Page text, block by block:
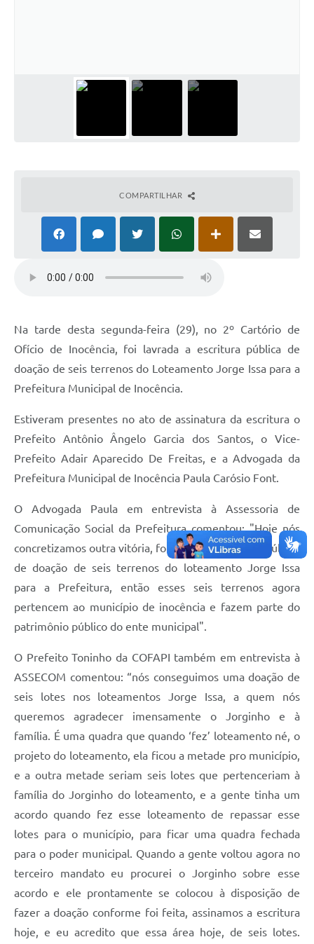
Recursos Liberados
Dados gerais e Obras
licenciamento ambiental
Fale conosco
COMPARTILHAR
Na tarde desta segunda-feira (29), no 2º Cartório de
Ofício de Inocência, foi lavrada a escritura pública de
doação de seis terrenos do Loteamento Jorge Issa para a
Prefeitura Municipal de Inocência.
Estiveram presentes no ato de assinatura da escritura o
Prefeito Antônio Ângelo Garcia dos Santos, o Vice-
Prefeito Adair Aparecido De Freitas, e a Advogada da
Prefeitura Municipal de Inocência Paula Carósio Font.
O Advogada Paula em entrevista à Assessoria de
Comunicação Social da Prefeitura comentou: "Hoje nós
concretizamos outra vitória, foi lavrada a escritura pública
de doação de seis terrenos do loteamento Jorge Issa
para a Prefeitura, então esses seis terrenos agora
pertencem ao município de inocência e fazem parte do
patrimônio público do ente municipal".
O Prefeito Toninho da COFAPI também em entrevista à
ASSECOM comentou: “nós conseguimos uma doação de
seis lotes nos loteamentos Jorge Issa, a quem nós
queremos agradecer imensamente o Jorginho e à
família. É uma quadra que quando ‘fez’ loteamento né, o
projeto do loteamento, ela ficou a metade pro município,
e a outra metade seriam seis lotes que pertenceriam à
família do Jorginho do loteamento, e a gente tinha um
acordo quando fez esse loteamento de repassar esse
lotes para o município, para ficar uma quadra fechada
para o poder municipal. Quando a gente voltou agora no
terceiro mandato eu procurei o Jorginho sobre esse
acordo e ele prontamente se colocou à disposição de
fazer a doação conforme foi feita, assinamos a escritura
hoje, e eu acredito que essa área hoje, de seis lotes.